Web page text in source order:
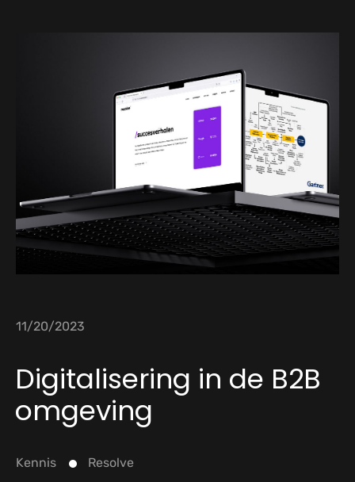
11/20/2023
Digitalisering in de B2B
omgeving
Kennis Resolve